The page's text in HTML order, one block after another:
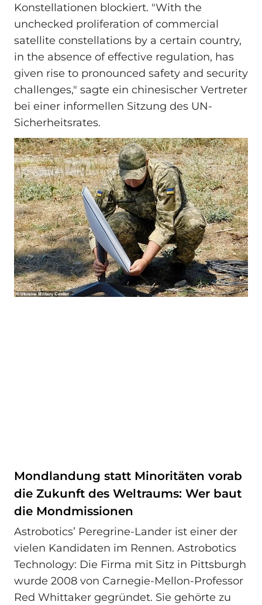
Konstellationen blockiert. "With the
unchecked proliferation of commercial
satellite constellations by a certain country,
in the absence of effective regulation, has
given rise to pronounced safety and security
challenges," sagte ein chinesischer Vertreter
bei einer informellen Sitzung des UN-
Sicherheitsrates.
Mondlandung statt Minoritäten vorab
die Zukunft des Weltraums: Wer baut
die Mondmissionen
Astrobotics’ Peregrine‑Lander ist einer der
vielen Kandidaten im Rennen. Astrobotics
Technology: Die Firma mit Sitz in Pittsburgh
wurde 2008 von Carnegie‑Mellon-Professor
Red Whittaker gegründet. Sie gehörte zu